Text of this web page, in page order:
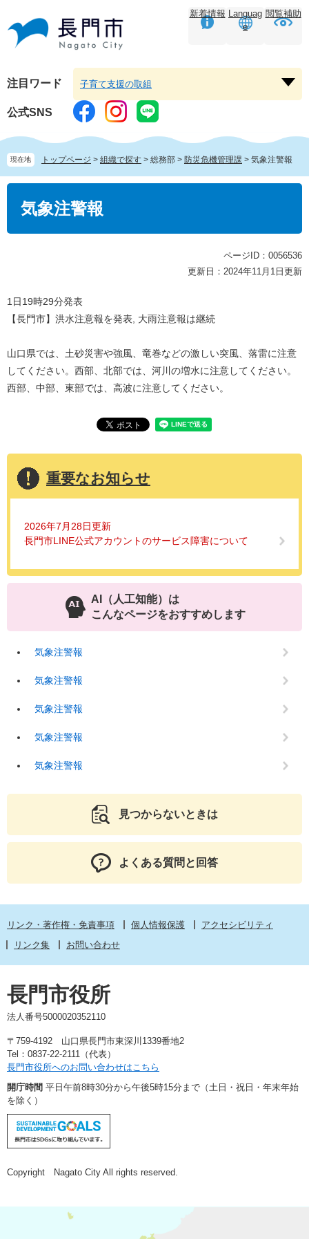
頭
す。
飛
し
本
文
へ
新着情報 Languag
e
閲覧補助
注目ワード
ー
を
子育て支援の取組
公式SNS
現在地 トップページ > 組織で探す > 総務部 > 防災危機管理課 > 気象注警報
気象注警報
ページID：0056536
更新日：2024年11月1日更新
1日19時29分発表
【長門市】洪水注意報を発表, 大雨注意報は継続
山口県では、土砂災害や強風、竜巻などの激しい突風、落雷に注意
してください。西部、北部では、河川の増水に注意してください。
西部、中部、東部では、高波に注意してください。
重要なお知らせ
2026年7月28日更新
長門市LINE公式アカウントのサービス障害について
AI（人工知能）は
こんなページをおすすめします
気象注警報
気象注警報
気象注警報
気象注警報
気象注警報
見つからないときは
よくある質問と回答
リンク・著作権・免責事項 個人情報保護
アクセシビリティ
リンク集
お問い合わせ
長門市役所
法人番号5000020352110
〒759-4192 山口県長門市東深川1339番地2
Tel：0837-22-2111（代表）
長門市役所へのお問い合わせはこちら
開庁時間 平日午前8時30分から午後5時15分まで（土日・祝日・年末年始
を除く）
Copyright Nagato City All rights reserved.